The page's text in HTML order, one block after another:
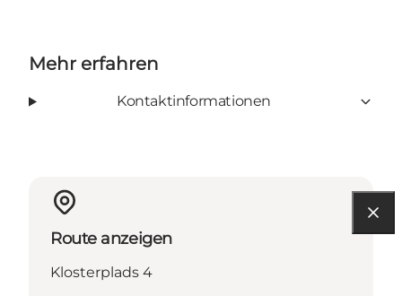
Mehr erfahren
Kontaktinformationen
Route anzeigen
Klosterplads 4